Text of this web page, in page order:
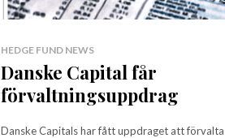
HEDGE FUND NEWS
Danske Capital får
förvaltningsuppdrag
Danske Capitals har fått uppdraget att